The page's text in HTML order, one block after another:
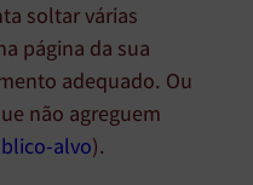
soltar várias
página da sua
adequado. Ou
não agreguem
alvo).